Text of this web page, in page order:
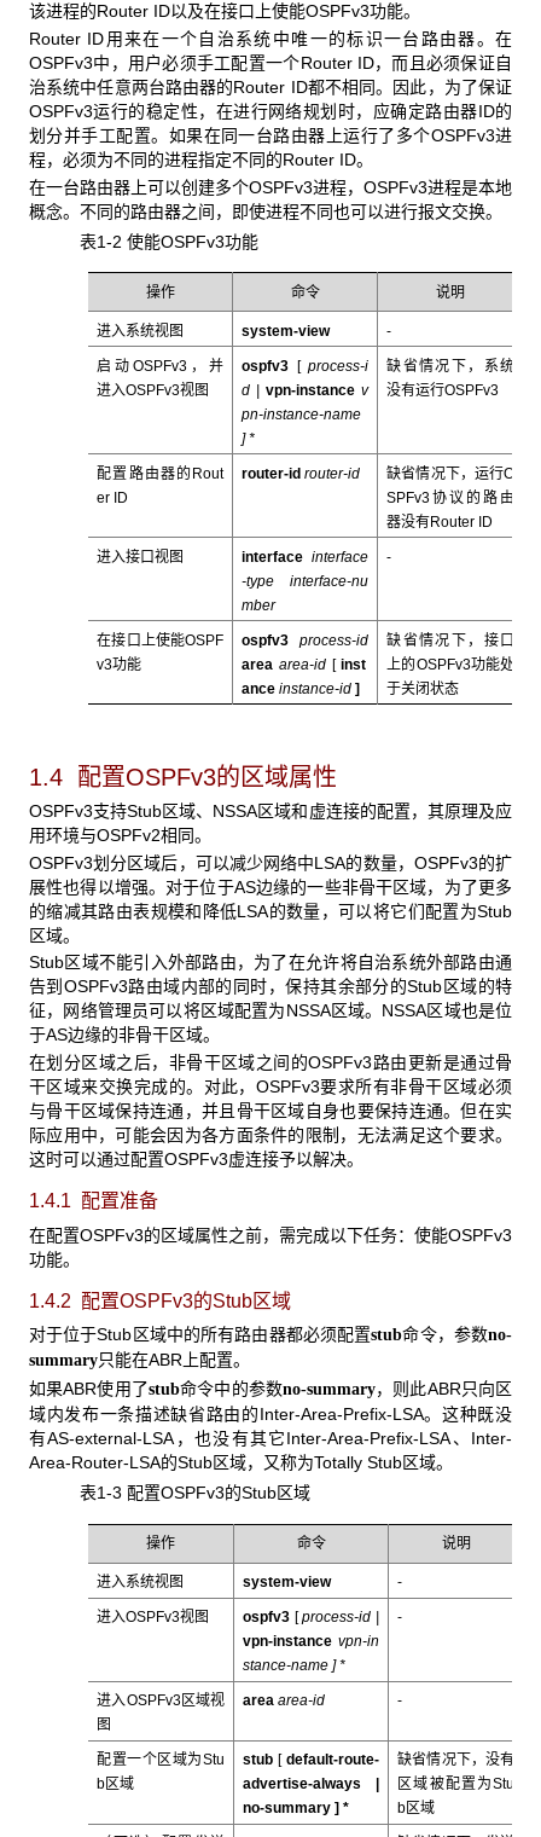
该进程的Router ID以及在接口上使能OSPFv3功能。
Router ID用来在一个自治系统中唯一的标识一台路由器。在
OSPFv3中，用户必须手工配置一个Router ID，而且必须保证自
治系统中任意两台路由器的Router ID都不相同。因此，为了保证
OSPFv3运行的稳定性，在进行网络规划时，应确定路由器ID的
划分并手工配置。如果在同一台路由器上运行了多个OSPFv3进
程，必须为不同的进程指定不同的Router ID。
在一台路由器上可以创建多个OSPFv3进程，OSPFv3进程是本地
概念。不同的路由器之间，即使进程不同也可以进行报文交换。
表1-2 使能OSPFv3功能
操作 命令 说明
进入系统视图 system-view -
启动OSPFv3，并
进入OSPFv3视图
ospfv3 [ process-i
d |vpn-instance v
pn-instance-name
] *
缺省情况下，系统
没有运行OSPFv3
配置路由器的Rout
er ID
router-id router-id
缺省情况下，运行O
SPFv3协议的路由
器没有Router ID
进入接口视图 interface interface
-type interface-nu
mber
-
在接口上使能OSPF
v3功能
ospfv3 process-id
area area-id[inst
anceinstance-id ]
缺省情况下，接口
上的OSPFv3功能处
于关闭状态
1.4 配置OSPFv3的区域属性
OSPFv3支持Stub区域、NSSA区域和虚连接的配置，其原理及应
用环境与OSPFv2相同。
OSPFv3划分区域后，可以减少网络中LSA的数量，OSPFv3的扩
展性也得以增强。对于位于AS边缘的一些非骨干区域，为了更多
的缩减其路由表规模和降低LSA的数量，可以将它们配置为Stub
区域。
Stub区域不能引入外部路由，为了在允许将自治系统外部路由通
告到OSPFv3路由域内部的同时，保持其余部分的Stub区域的特
征，网络管理员可以将区域配置为NSSA区域。NSSA区域也是位
于AS边缘的非骨干区域。
在划分区域之后，非骨干区域之间的OSPFv3路由更新是通过骨
干区域来交换完成的。对此，OSPFv3要求所有非骨干区域必须
与骨干区域保持连通，并且骨干区域自身也要保持连通。但在实
际应用中，可能会因为各方面条件的限制，无法满足这个要求。
这时可以通过配置OSPFv3虚连接予以解决。
1.4.1 配置准备
在配置OSPFv3的区域属性之前，需完成以下任务：使能OSPFv3
功能。
1.4.2 配置OSPFv3的Stub区域
对于位于Stub区域中的所有路由器都必须配置stub命令，参数no-
summary只能在ABR上配置。
如果ABR使用了stub命令中的参数no-summary，则此ABR只向区
域内发布一条描述缺省路由的Inter-Area-Prefix-LSA。这种既没
有AS-external-LSA，也没有其它Inter-Area-Prefix-LSA、Inter-
Area-Router-LSA的Stub区域，又称为Totally Stub区域。
表1-3 配置OSPFv3的Stub区域
操作 命令 说明
进入系统视图 system-view -
进入OSPFv3视图 ospfv3 [process-id |
vpn-instance vpn-in
stance-name] *
-
进入OSPFv3区域视
图
area area-id -
配置一个区域为Stu
b区域
stub [ default-route-
advertise-always |
no-summary] *
缺省情况下，没有
区域被配置为Stu
b区域